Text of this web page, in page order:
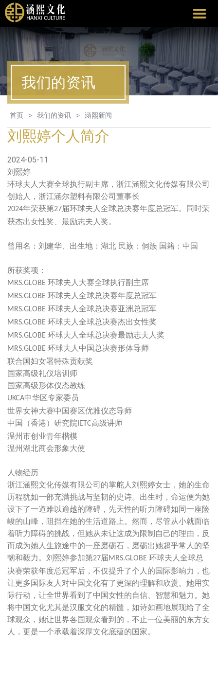
涵
化
我们的资讯
首页 > 我们的资讯 > 涵熙新闻
刘熙婷个人简介
2024-05-11
刘熙婷
环球夫人大赛全球执行副主席，浙江涵熙文化传媒有限公司
创始人，浙江涵尔塑料有限公司董事长
2024年荣获第27届环球夫人全球总决赛年度总冠军。同时荣
获杰出女性奖、最励志夫人奖。
曾用名：刘建华、出生地：湖北 民族：侗族 国籍：中国
所获奖项：
MRS.GLOBE 环球夫人大赛全球执行副主席
MRS.GLOBE 环球夫人全球总决赛年度总冠军
MRS.GLOBE 环球夫人全球总决赛亚洲总冠军
MRS.GLOBE 环球夫人全球总决赛杰出女性奖
MRS.GLOBE 环球夫人全球总决赛最励志夫人奖
MRS.GLOBE 环球夫人中国总决赛形体导师
联合国妇女署特殊贡献奖
国家高级礼仪培训师
国家高级形体仪态教练
UKCA中华区专家委员
世界女神大赛中国赛区优雅仪态导师
中国（香港）研究院 IETC高级讲师
温州市创业青年楷模
温州湖北商会形象大使
人物经历
浙江涵熙文化传媒有限公司的掌舵人刘熙婷女士，她的生命
历程犹如一部充满挑战与坚韧的史诗。出生时，命运便为她
设下了一道难以逾越的障碍，先天性的听力障碍如同一座险
峻的山峰，阻挡在她的生活道路上。然而，尽管从小就面临
着听力障碍的挑战，但她从未让这成为限制自己的理由，反
而成为她人生旅途中的一座磨砺石，磨砺出她超乎常人的坚
韧和毅力。刘熙婷参加第27届MRS.GLOBE 环球夫人全球总
决赛荣获年度总冠军后，不仅提升了个人的国际影响力，也
让更多国际友人对中国文化有了更深的理解和欣赏。她用实
际行动，让全世界看到了中国女性的自信、智慧和魅力。她
将中国文化尤其是汉服文化的精髓，如诗如画地展现给了全
球观众，她让世界各国观众看到的，不止一位美丽的东方女
人，更是一个承载着深厚文化底蕴的国家。